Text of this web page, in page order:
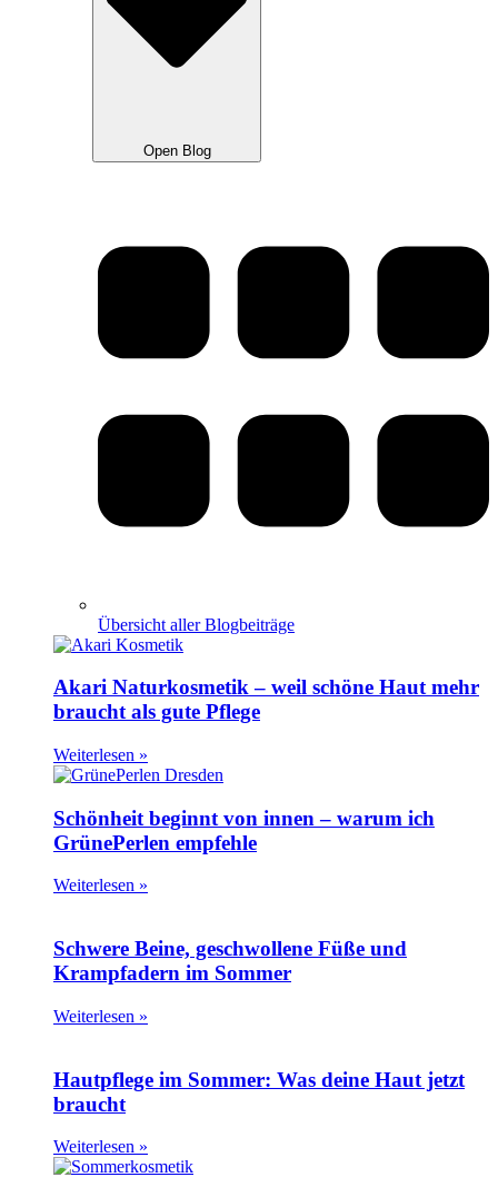
Open Blog
Übersicht aller Blogbeiträge
Akari Naturkosmetik – weil schöne Haut mehr
braucht als gute Pflege
Weiterlesen »
Schönheit beginnt von innen – warum ich
GrünePerlen empfehle
Weiterlesen »
Schwere Beine, geschwollene Füße und
Krampfadern im Sommer
Weiterlesen »
Hautpflege im Sommer: Was deine Haut jetzt
braucht
Weiterlesen »